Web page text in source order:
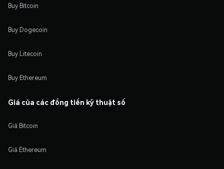
Buy Bitcoin
Buy Dogecoin
Buy Litecoin
Buy Ethereum
Giá của các đồng tiền kỹ thuật số
Giá Bitcoin
Giá Ethereum